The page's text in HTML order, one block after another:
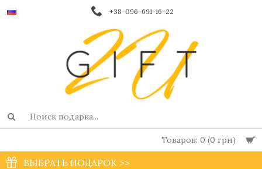
+38-096-691-16-22
Товаров: 0 (0 грн)
ВЫБРАТЬ ПОДАРОК >>